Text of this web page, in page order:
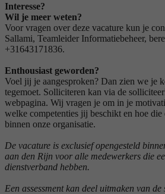
Interesse?
Wil je meer weten?
Voor vragen over deze vacature kun je
Sallami, Teamleider Informatiebeheer,
+31643171836.
Enthousiast geworden?
Voel jij je aangesproken? Dan zien we je
tegemoet. Solliciteren kan via de
webpagina. Wij vragen je om in je
welke competenties jij beschikt en hoe die
binnen onze organisatie.
De vacature is exclusief opengesteld
aan den Rijn voor alle medewerkers die
dienstverband hebben.
Een assessment kan deel uitmaken van